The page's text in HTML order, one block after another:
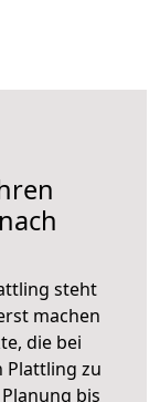
steht
machen
die bei
Plattling zu
bis